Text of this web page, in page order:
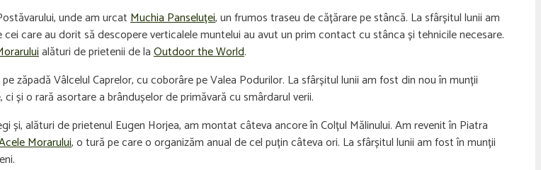
unde am urcatMuchia Panseluței, un frumos traseu de cățărare pe stâncă. La sfârșitul lunii am
care au dorit să descopere verticalele muntelui au avut un prim contact cu stânca și tehnicile necesare.
alături de prietenii de laOutdoor the World.
zăpadă Vâlcelul Caprelor, cu coborâre pe Valea Podurilor. La sfârșitul lunii am fost din nou în munții
și o rară asortare a brândușelor de primăvară cu smârdarul verii.
alături de prietenul Eugen Horjea, am montat câteva ancore în Colțul Mălinului. Am revenit în Piatra
Morarului, o tură pe care o organizăm anual de cel puțin câteva ori. La sfârșitul lunii am fost în munții